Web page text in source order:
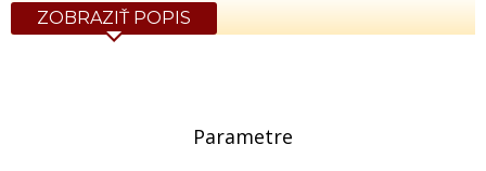
Dostupné rozmery:
50 x 50 cm - univerzál
ZOBRAZIŤ POPIS
Parametre